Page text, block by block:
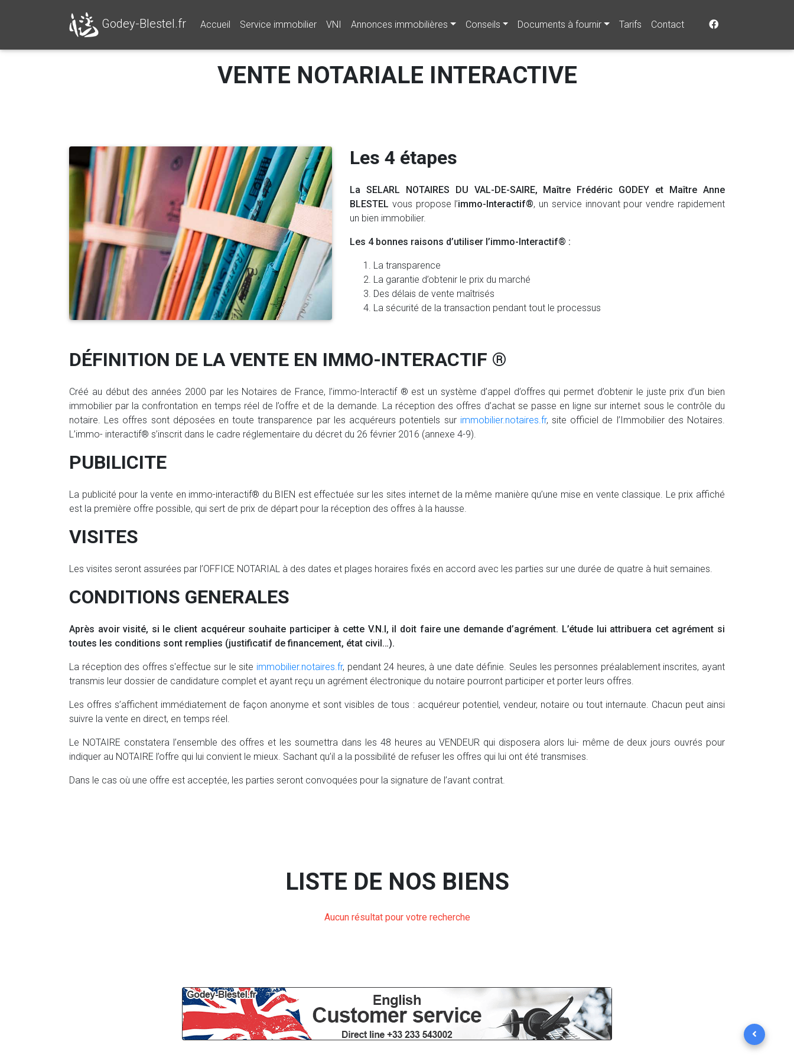
Godey-Blestel.fr Accueil Service immobilier VNI Annonces immobilières Conseils Documents à fournir Tarifs Contact
VENTE NOTARIALE INTERACTIVE
Les 4 étapes
La SELARL NOTAIRES DU VAL-DE-SAIRE, Maître Frédéric GODEY et Maître Anne
BLESTEL vous propose l’immo-Interactif®, un service innovant pour vendre rapidement
un bien immobilier.
Les 4 bonnes raisons d’utiliser l’immo-Interactif® :
La transparence
La garantie d’obtenir le prix du marché
Des délais de vente maîtrisés
La sécurité de la transaction pendant tout le processus
DÉFINITION DE LA VENTE EN IMMO-INTERACTIF ®
Créé au début des années 2000 par les Notaires de France, l’immo-Interactif ® est un système d’appel d’offres qui permet d’obtenir le juste prix d’un bien
immobilier par la confrontation en temps réel de l’offre et de la demande. La réception des offres d’achat se passe en ligne sur internet sous le contrôle du
notaire. Les offres sont déposées en toute transparence par les acquéreurs potentiels sur immobilier.notaires.fr, site officiel de l’Immobilier des Notaires.
L’immo- interactif® s’inscrit dans le cadre réglementaire du décret du 26 février 2016 (annexe 4-9).
PUBILICITE
La publicité pour la vente en immo-interactif® du BIEN est effectuée sur les sites internet de la même manière qu’une mise en vente classique. Le prix affiché
est la première offre possible, qui sert de prix de départ pour la réception des offres à la hausse.
VISITES
Les visites seront assurées par l’OFFICE NOTARIAL à des dates et plages horaires fixés en accord avec les parties sur une durée de quatre à huit semaines.
CONDITIONS GENERALES
Après avoir visité, si le client acquéreur souhaite participer à cette V.N.I, il doit faire une demande d’agrément. L’étude lui attribuera cet agrément si
toutes les conditions sont remplies (justificatif de financement, état civil…).
La réception des offres s'effectue sur le site immobilier.notaires.fr, pendant 24 heures, à une date définie. Seules les personnes préalablement inscrites, ayant
transmis leur dossier de candidature complet et ayant reçu un agrément électronique du notaire pourront participer et porter leurs offres.
Les offres s’affichent immédiatement de façon anonyme et sont visibles de tous : acquéreur potentiel, vendeur, notaire ou tout internaute. Chacun peut ainsi
suivre la vente en direct, en temps réel.
Le NOTAIRE constatera l’ensemble des offres et les soumettra dans les 48 heures au VENDEUR qui disposera alors lui- même de deux jours ouvrés pour
indiquer au NOTAIRE l’offre qui lui convient le mieux. Sachant qu’il a la possibilité de refuser les offres qui lui ont été transmises.
Dans le cas où une offre est acceptée, les parties seront convoquées pour la signature de l’avant contrat.
LISTE DE NOS BIENS
Aucun résultat pour votre recherche